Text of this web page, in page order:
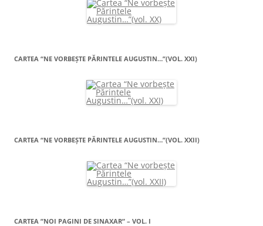
CARTEA “NE VORBEŞTE PĂRINTELE AUGUSTIN…”(VOL. XXI)
CARTEA “NE VORBEŞTE PĂRINTELE AUGUSTIN…”(VOL. XXII)
CARTEA ”NOI PAGINI DE SINAXAR” – VOL. I